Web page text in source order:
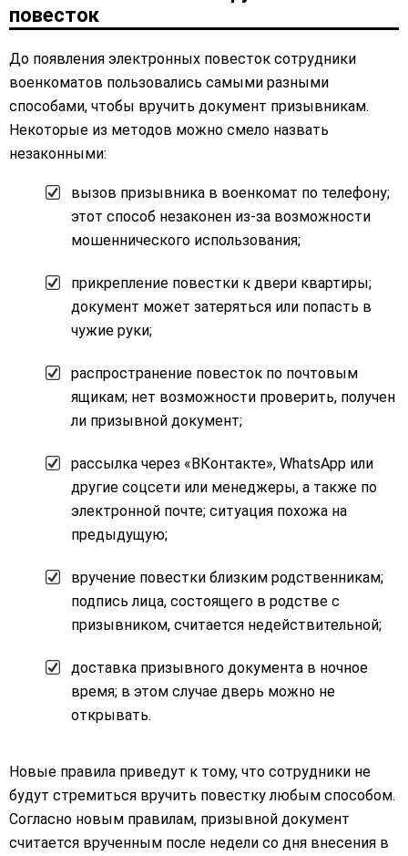
повесток
До появления электронных повесток сотрудники
военкоматов пользовались самыми разными
способами, чтобы вручить документ призывникам.
Некоторые из методов можно смело назвать
незаконными:
вызов призывника в военкомат по телефону;
этот способ незаконен из-за возможности
мошеннического использования;
прикрепление повестки к двери квартиры;
документ может затеряться или попасть в
чужие руки;
распространение повесток по почтовым
ящикам; нет возможности проверить, получен
ли призывной документ;
рассылка через «ВКонтакте», WhatsApp или
другие соцсети или менеджеры, а также по
электронной почте; ситуация похожа на
предыдущую;
вручение повестки близким родственникам;
подпись лица, состоящего в родстве с
призывником, считается недействительной;
доставка призывного документа в ночное
время; в этом случае дверь можно не
открывать.
Новые правила приведут к тому, что сотрудники не
будут стремиться вручить повестку любым способом.
Согласно новым правилам, призывной документ
считается врученным после недели со дня внесения в